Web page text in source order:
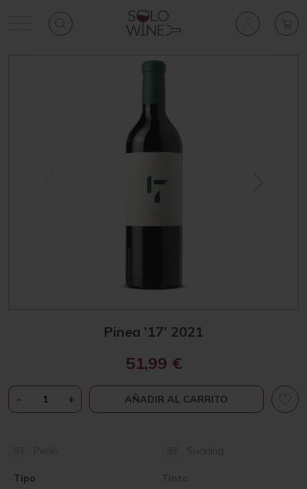
Pinea ’17’ 2021
Peñín Suckling
Tipo Tinto
51,99 €
-PINEA
'17'
+ AÑADIR AL CARRITO